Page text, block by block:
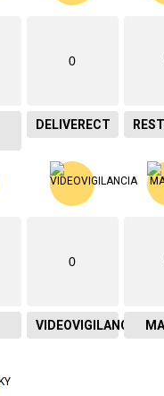
0
DELIVERECT
0
VIDEOVIGILANCIA